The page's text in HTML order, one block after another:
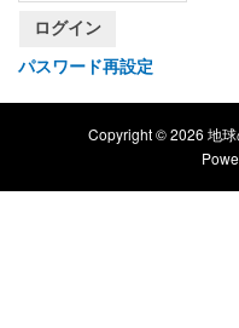
ログイン
パスワード再設定
Copyright © 2026 地